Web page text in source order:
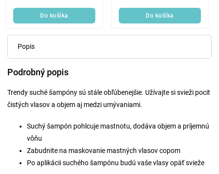
Do košíka Do košíka
Popis
Podrobný popis
Trendy suché šampóny sú stále obľúbenejšie. Užívajte si svieži pocit
čistých vlasov a objem aj medzi umývaniami.
Suchý šampón pohlcuje mastnotu, dodáva objem a príjemnú
vôňu
Zabudnite na maskovanie mastných vlasov copom
Po aplikácii suchého šampónu budú vaše vlasy opäť svieže